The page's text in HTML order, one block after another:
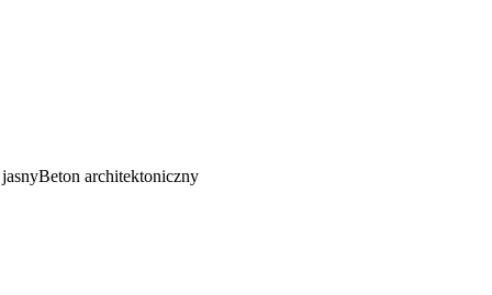
Beton architektoniczny